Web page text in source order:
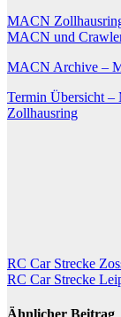
MACN
MACN und
MACN Archive –
Termin Übersicht
Zollhausring
RC Car Strecke
RC Car Strecke